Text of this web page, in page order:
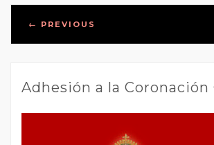
Posts
navigation
← PREVIOUS
Adhesión a la Coronación